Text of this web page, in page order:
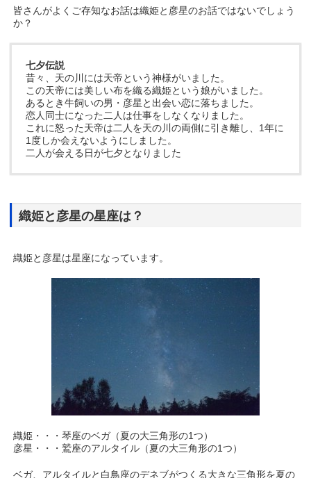
皆さんがよくご存知なお話は織姫と彦星のお話ではないでしょう
か？
七夕伝説
昔々、天の川には天帝という神様がいました。
この天帝には美しい布を織る織姫という娘がいました。
あるとき牛飼いの男・彦星と出会い恋に落ちました。
恋人同士になった二人は仕事をしなくなりました。
これに怒った天帝は二人を天の川の両側に引き離し、1年に
1度しか会えないようにしました。
二人が会える日が七夕となりました
織姫と彦星の星座は？
織姫と彦星は星座になっています。
織姫・・・琴座のベガ（夏の大三角形の1つ）
彦星・・・鷲座のアルタイル（夏の大三角形の1つ）
ベガ、アルタイルと白鳥座のデネブがつくる大きな三角形を夏の